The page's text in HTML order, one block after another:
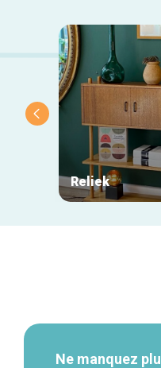
Reliek
Ne manquez